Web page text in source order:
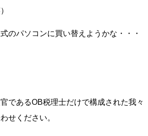
のパソコンに買い替えようかな・・・
であるOB税理士だけで構成された我々
せください。